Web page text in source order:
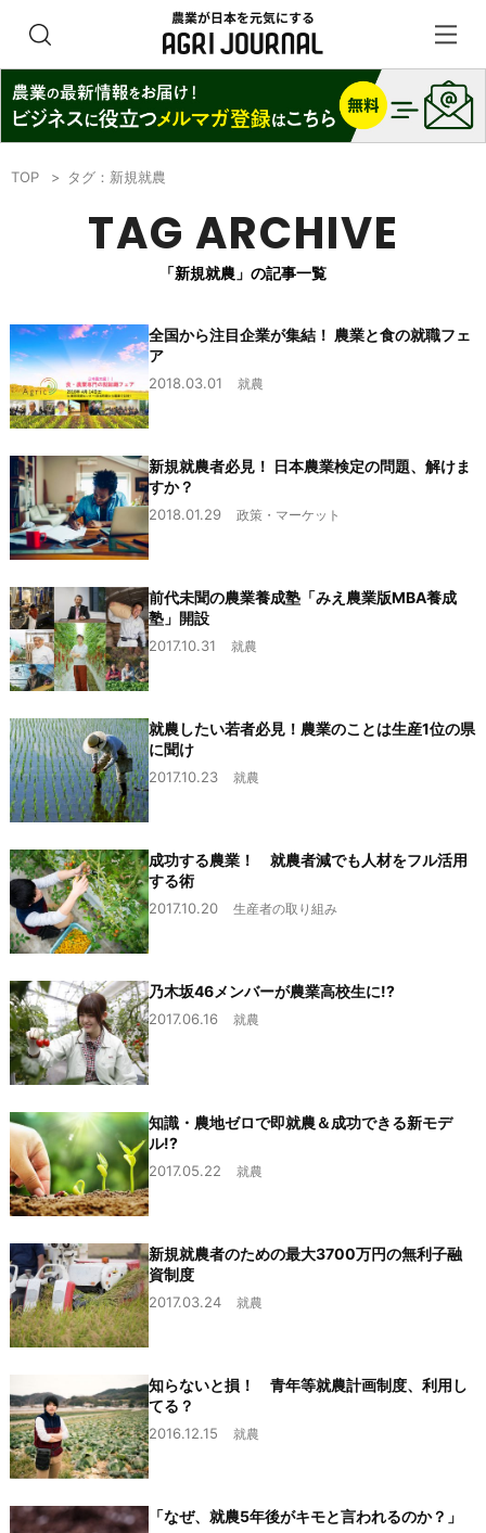
TOP タグ：新規就農
TAG ARCHIVE
「新規就農」の記事一覧
全国から注目企業が集結！ 農業と食の就職フェ
ア
2018.03.01 就農
新規就農者必見！ 日本農業検定の問題、解けま
すか？
2018.01.29 政策・マーケット
前代未聞の農業養成塾「みえ農業版MBA養成
塾」開設
2017.10.31 就農
就農したい若者必見！農業のことは生産1位の県
に聞け
2017.10.23 就農
成功する農業！ 就農者減でも人材をフル活用
する術
2017.10.20 生産者の取り組み
乃木坂46メンバーが農業高校生に!?
2017.06.16 就農
知識・農地ゼロで即就農＆成功できる新モデ
ル!?
2017.05.22 就農
新規就農者のための最大3700万円の無利子融
資制度
2017.03.24 就農
知らないと損！ 青年等就農計画制度、利用し
てる？
2016.12.15 就農
「なぜ、就農5年後がキモと言われるのか？」